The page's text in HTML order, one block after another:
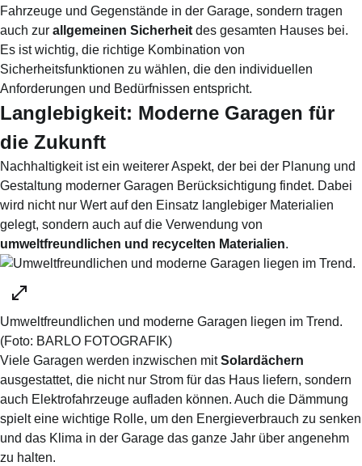
Fahrzeuge und Gegenstände in der Garage, sondern tragen
auch zur allgemeinen Sicherheit des gesamten Hauses bei.
Es ist wichtig, die richtige Kombination von
Sicherheitsfunktionen zu wählen, die den individuellen
Anforderungen und Bedürfnissen entspricht.
Langlebigkeit: Moderne Garagen für
die Zukunft
Nachhaltigkeit ist ein weiterer Aspekt, der bei der Planung und
Gestaltung moderner Garagen Berücksichtigung findet. Dabei
wird nicht nur Wert auf den Einsatz langlebiger Materialien
gelegt, sondern auch auf die Verwendung von
umweltfreundlichen und recycelten Materialien.
Umweltfreundlichen und moderne Garagen liegen im Trend.
(Foto: BARLO FOTOGRAFIK)
Viele Garagen werden inzwischen mitSolardächern
ausgestattet, die nicht nur Strom für das Haus liefern, sondern
auch Elektrofahrzeuge aufladen können. Auch die Dämmung
spielt eine wichtige Rolle, um den Energieverbrauch zu senken
und das Klima in der Garage das ganze Jahr über angenehm
zu halten.